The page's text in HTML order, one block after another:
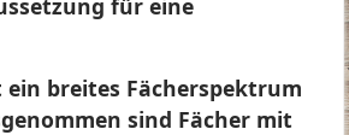
für eine
breites Fächerspektrum
sind Fächer mit